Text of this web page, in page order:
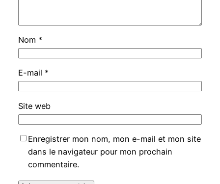
Nom *
E-mail *
Site web
Enregistrer mon nom, mon e-mail et mon site
dans le navigateur pour mon prochain
commentaire.